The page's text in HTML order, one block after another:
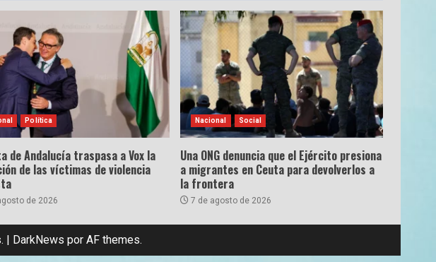
Política
de Andalucía traspasa a Vox la
de las víctimas de violencia
de 2026
Nacional Social
Una ONG denuncia que el Ejército presiona
a migrantes en Ceuta para devolverlos a
la frontera
7 de agosto de 2026
| DarkNews por AF themes.